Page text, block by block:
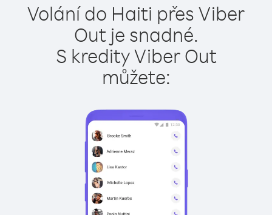
Volání do Haiti přes Viber
Out je snadné.
S kredity Viber Out
můžete: